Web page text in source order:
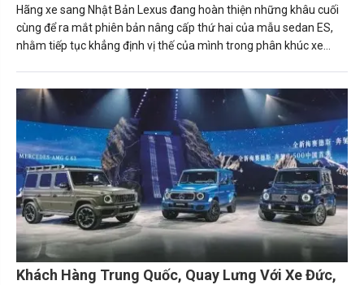
Hãng xe sang Nhật Bản Lexus đang hoàn thiện những khâu cuối
cùng để ra mắt phiên bản nâng cấp thứ hai của mẫu sedan ES,
nhằm tiếp tục khẳng định vị thế của mình trong phân khúc xe
Khách Hàng Trung Quốc, Quay Lưng Với Xe Đức,